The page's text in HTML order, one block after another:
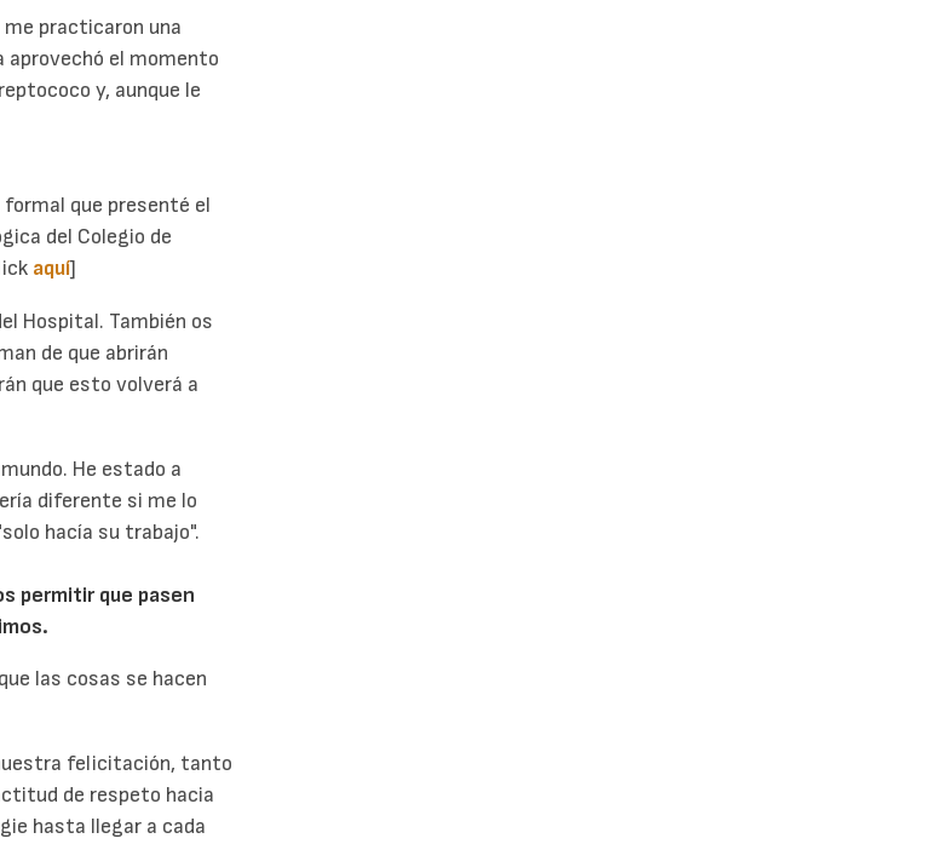
practicaron una
el momento
y, aunque le
que presenté el
del Colegio de
aquí]
Hospital. También os
de que abrirán
que esto volverá a
He estado a
diferente si me lo
hacía su trabajo".
permitir que pasen
las cosas se hacen
felicitación, tanto
de respeto hacia
hasta llegar a cada